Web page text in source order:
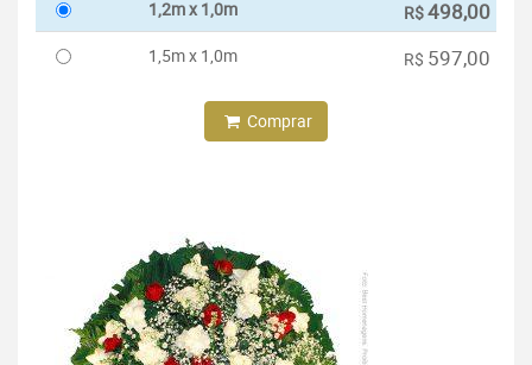
1,2m x 1,0m R$498,00
1,5m x 1,0m R$ 597,00
Comprar